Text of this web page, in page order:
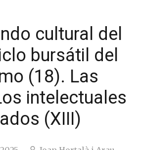
cultural del
bursátil del
(18). Las
intelectuales
(XIII)